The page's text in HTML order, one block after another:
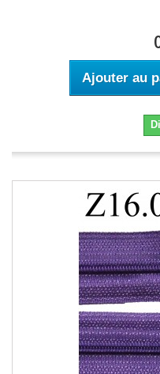
Ajouter au